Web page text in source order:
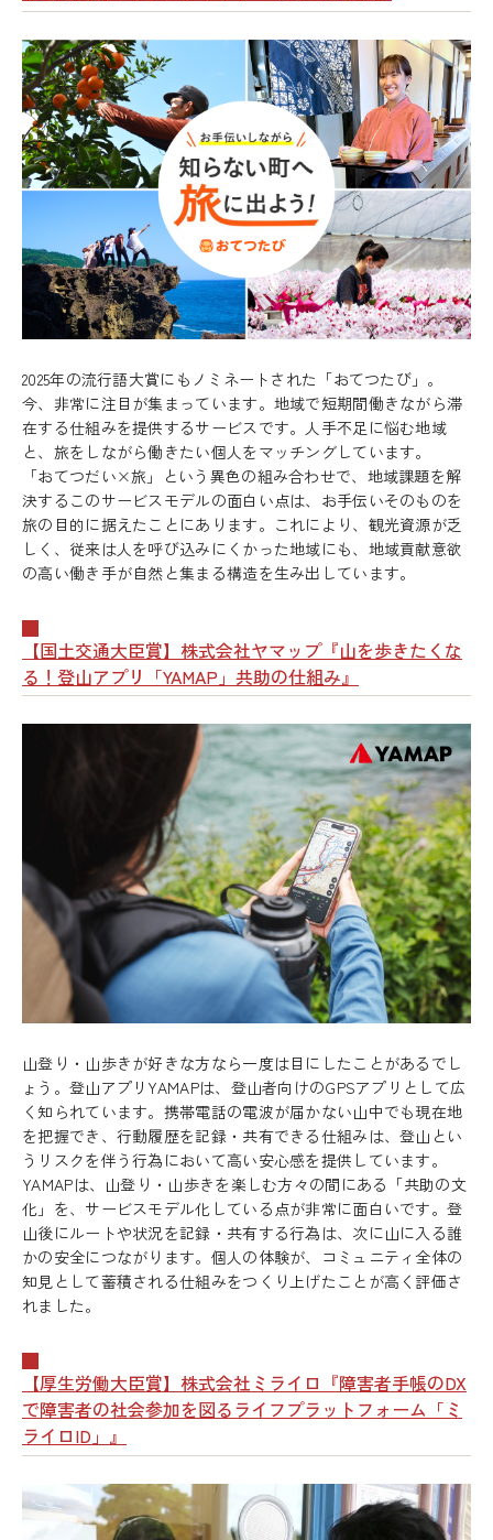
2025年の流行語大賞にもノミネートされた「おてつたび」。
今、非常に注目が集まっています。地域で短期間働きながら滞
在する仕組みを提供するサービスです。人手不足に悩む地域
と、旅をしながら働きたい個人をマッチングしています。
「おてつだい×旅」という異色の組み合わせで、地域課題を解
決するこのサービスモデルの面白い点は、お手伝いそのものを
旅の目的に据えたことにあります。これにより、観光資源が乏
しく、従来は人を呼び込みにくかった地域にも、地域貢献意欲
の高い働き手が自然と集まる構造を生み出しています。
【国土交通大臣賞】株式会社ヤマップ『山を歩きたくな
る！登山アプリ「YAMAP」共助の仕組み』
山登り・山歩きが好きな方なら一度は目にしたことがあるでし
ょう。登山アプリYAMAPは、登山者向けのGPSアプリとして広
く知られています。携帯電話の電波が届かない山中でも現在地
を把握でき、行動履歴を記録・共有できる仕組みは、登山とい
うリスクを伴う行為において高い安心感を提供しています。
YAMAPは、山登り・山歩きを楽しむ方々の間にある「共助の文
化」を、サービスモデル化している点が非常に面白いです。登
山後にルートや状況を記録・共有する行為は、次に山に入る誰
かの安全につながります。個人の体験が、コミュニティ全体の
知見として蓄積される仕組みをつくり上げたことが高く評価さ
れました。
【厚生労働大臣賞】株式会社ミライロ『障害者手帳のDX
で障害者の社会参加を図るライフプラットフォーム「ミ
ライロID」』